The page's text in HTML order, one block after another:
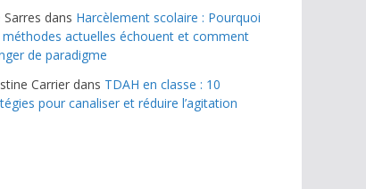
Sarres dans Harcèlement scolaire : Pourquoi
actuelles échouent et comment
de paradigme
Carrier dans TDAH en classe : 10
pour canaliser et réduire l’agitation